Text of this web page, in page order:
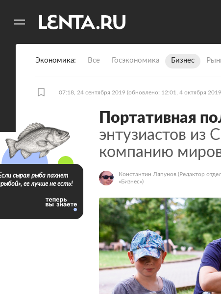
Экономика Все Госэкономика Бизнес
07:18, 24 сентября 2019 (обновлено: 12:01, 4 октября
Портативная
энтузиастов из
компанию
Константин Ляпунов (Редактор
«Бизнес»)
сырая рыба пахнет
ее лучше не есть!